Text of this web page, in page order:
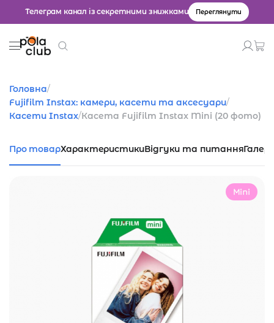
Телеграм канал із секретними знижками Переглянути
Товари
Введіть значення для пошуку.
Головна/
Fujifilm Instax: камери, касети та аксесуари/
Касети Instax/Касета Fujifilm Instax Mini (20 фото)
Про товарХарактеристикиВідгуки та питання
Mini